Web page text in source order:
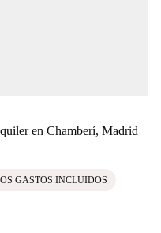
en Chamberí, Madrid
GASTOS INCLUIDOS